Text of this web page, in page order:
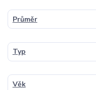
Průměr
Typ
Věk